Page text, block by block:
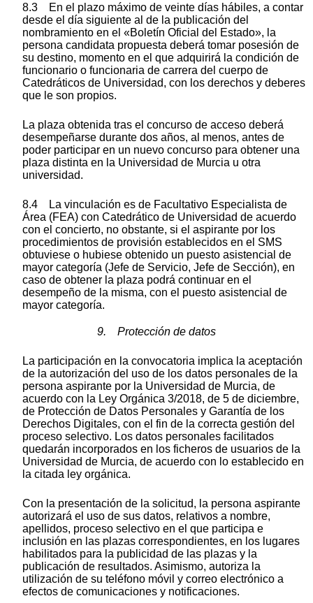
8.3 En el plazo máximo de veinte días hábiles, a contar
desde el día siguiente al de la publicación del
nombramiento en el «Boletín Oficial del Estado», la
persona candidata propuesta deberá tomar posesión de
su destino, momento en el que adquirirá la condición de
funcionario o funcionaria de carrera del cuerpo de
Catedráticos de Universidad, con los derechos y deberes
que le son propios.
La plaza obtenida tras el concurso de acceso deberá
desempeñarse durante dos años, al menos, antes de
poder participar en un nuevo concurso para obtener una
plaza distinta en la Universidad de Murcia u otra
universidad.
8.4 La vinculación es de Facultativo Especialista de
Área (FEA) con Catedrático de Universidad de acuerdo
con el concierto, no obstante, si el aspirante por los
procedimientos de provisión establecidos en el SMS
obtuviese o hubiese obtenido un puesto asistencial de
mayor categoría (Jefe de Servicio, Jefe de Sección), en
caso de obtener la plaza podrá continuar en el
desempeño de la misma, con el puesto asistencial de
mayor categoría.
9. Protección de datos
La participación en la convocatoria implica la aceptación
de la autorización del uso de los datos personales de la
persona aspirante por la Universidad de Murcia, de
acuerdo con la Ley Orgánica 3/2018, de 5 de diciembre,
de Protección de Datos Personales y Garantía de los
Derechos Digitales, con el fin de la correcta gestión del
proceso selectivo. Los datos personales facilitados
quedarán incorporados en los ficheros de usuarios de la
Universidad de Murcia, de acuerdo con lo establecido en
la citada ley orgánica.
Con la presentación de la solicitud, la persona aspirante
autorizará el uso de sus datos, relativos a nombre,
apellidos, proceso selectivo en el que participa e
inclusión en las plazas correspondientes, en los lugares
habilitados para la publicidad de las plazas y la
publicación de resultados. Asimismo, autoriza la
utilización de su teléfono móvil y correo electrónico a
efectos de comunicaciones y notificaciones.